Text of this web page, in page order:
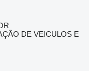
DE VEICULOS E